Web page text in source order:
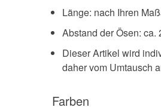
Länge: nach Ihren
Abstand der Ösen: ca.
Dieser Artikel wird
daher vom Umtausch
Farben